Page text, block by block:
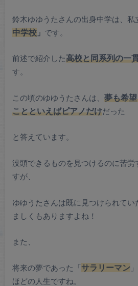
鈴木ゆゆうたさんの出身中学は、私
中学校」 です。
前述で紹介した高校と同系列の一
す。
この頃のゆゆうたさんは、 夢も希
ことといえばピアノだけだった
と答えています。
没頭できるものを見つけるのに苦労
すが、
ゆゆうたさんは既に見つけられて
ましくもありますよね！
また、
将来の夢であった「サラリーマン
ほどの人生ですね。